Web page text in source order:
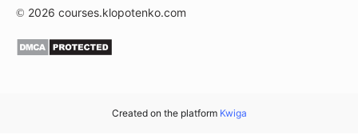
© 2026 courses.klopotenko.com
Created on the platform Kwiga